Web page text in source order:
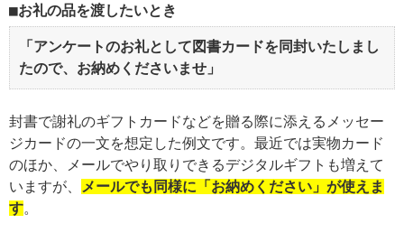
お礼の品を渡したいとき
「アンケートのお礼として図書カードを同封いたしまし
たので、お納めくださいませ」
封書で謝礼のギフトカードなどを贈る際に添えるメッセー
ジカードの一文を想定した例文です。最近では実物カード
のほか、メールでやり取りできるデジタルギフトも増えて
いますが、
メールでも同様に「お納めください」が使えま
す。